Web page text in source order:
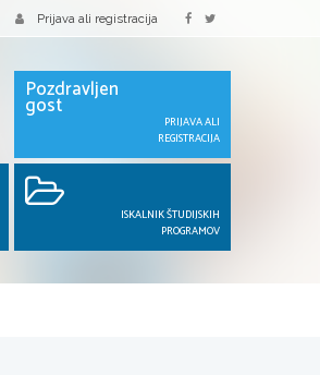
Prijava ali registracija
Pozdravljen
gost
PRIJAVA ALI
REGISTRACIJA
ISKALNIK ŠTUDIJSKIH
PROGRAMOV